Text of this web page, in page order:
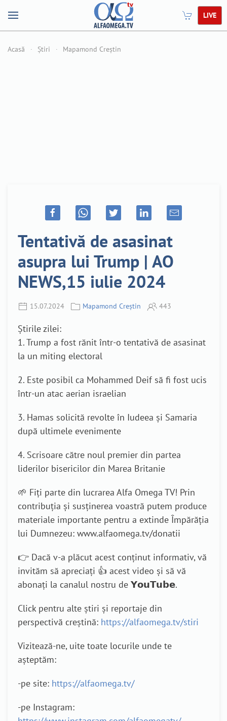
LIVE
Acasă Știri Mapamond Creștin
Tentativă de asasinat
asupra lui Trump | AO
NEWS,15 iulie 2024
15.07.2024 Mapamond Creștin 443
Știrile zilei:
1. Trump a fost rănit într-o tentativă de asasinat
la un miting electoral
2. Este posibil ca Mohammed Deif să fi fost ucis
într-un atac aerian israelian
3. Hamas solicită revolte în Iudeea și Samaria
după ultimele evenimente
4. Scrisoare către noul premier din partea
liderilor bisericilor din Marea Britanie
🌱 Fiți parte din lucrarea Alfa Omega TV! Prin
contribuția și susținerea voastră putem produce
materiale importante pentru a extinde Împărăția
lui Dumnezeu: www.alfaomega.tv/donatii
👉 Dacă v-a plăcut acest conținut informativ, vă
invităm să apreciați 👍 acest video și să vă
abonați la canalul nostru de 𝗬𝗼𝘂𝗧𝘂𝗯𝗲.
Click pentru alte știri și reportaje din
perspectivă creștină: https://alfaomega.tv/stiri
Vizitează-ne, uite toate locurile unde te
așteptăm:
-pe site: https://alfaomega.tv/
-pe Instagram: